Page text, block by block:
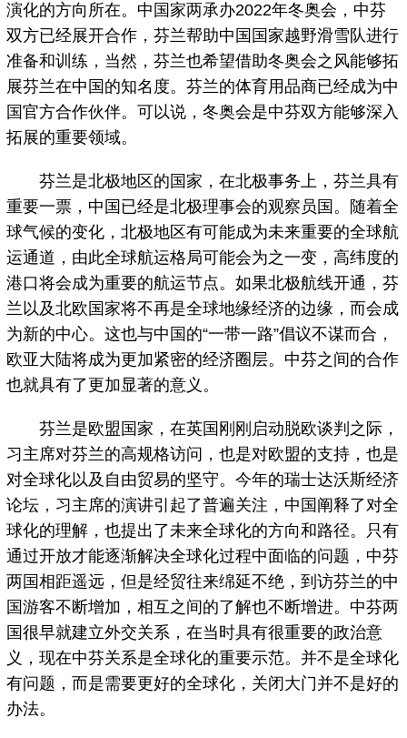
演化的方向所在。中国家两承办2022年冬奥会，中芬
双方已经展开合作，芬兰帮助中国国家越野滑雪队进行
准备和训练，当然，芬兰也希望借助冬奥会之风能够拓
展芬兰在中国的知名度。芬兰的体育用品商已经成为中
国官方合作伙伴。可以说，冬奥会是中芬双方能够深入
拓展的重要领域。
芬兰是北极地区的国家，在北极事务上，芬兰具有
重要一票，中国已经是北极理事会的观察员国。随着全
球气候的变化，北极地区有可能成为未来重要的全球航
运通道，由此全球航运格局可能会为之一变，高纬度的
港口将会成为重要的航运节点。如果北极航线开通，芬
兰以及北欧国家将不再是全球地缘经济的边缘，而会成
为新的中心。这也与中国的“一带一路”倡议不谋而合，
欧亚大陆将成为更加紧密的经济圈层。中芬之间的合作
也就具有了更加显著的意义。
芬兰是欧盟国家，在英国刚刚启动脱欧谈判之际，
习主席对芬兰的高规格访问，也是对欧盟的支持，也是
对全球化以及自由贸易的坚守。今年的瑞士达沃斯经济
论坛，习主席的演讲引起了普遍关注，中国阐释了对全
球化的理解，也提出了未来全球化的方向和路径。只有
通过开放才能逐渐解决全球化过程中面临的问题，中芬
两国相距遥远，但是经贸往来绵延不绝，到访芬兰的中
国游客不断增加，相互之间的了解也不断增进。中芬两
国很早就建立外交关系，在当时具有很重要的政治意
义，现在中芬关系是全球化的重要示范。并不是全球化
有问题，而是需要更好的全球化，关闭大门并不是好的
办法。